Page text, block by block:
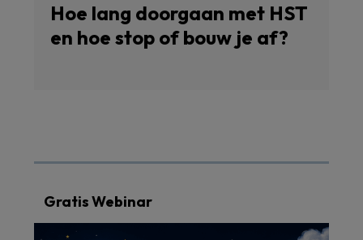
Hoe lang doorgaan met HST
en hoe stop of bouw je af?
Gratis Webinar